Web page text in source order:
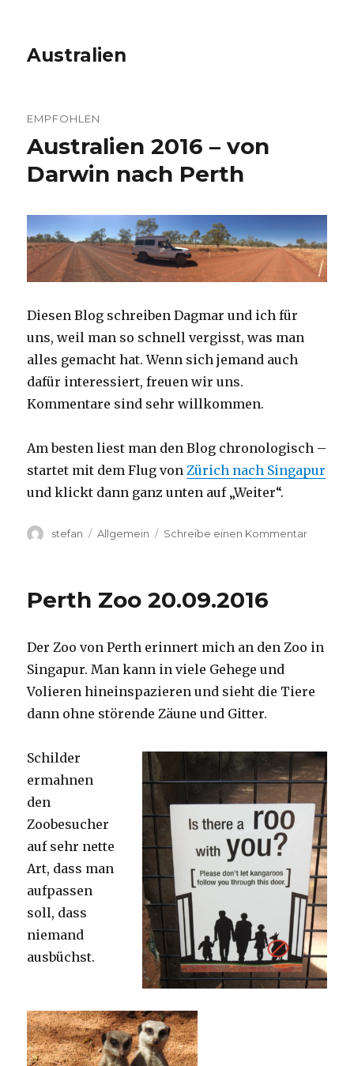
Australien
EMPFOHLEN
Australien 2016 – von
Darwin nach Perth
Diesen Blog schreiben Dagmar und ich für
uns, weil man so schnell vergisst, was man
alles gemacht hat. Wenn sich jemand auch
dafür interessiert, freuen wir uns.
Kommentare sind sehr willkommen.
Am besten liest man den Blog chronologisch –
startet mit dem Flug vonZürich nach Singapur
und klickt dann ganz unten auf „Weiter“.
Autor
stefan Kategorien
Allgemein Schreibe einen Kommentarzu
Perth
Perth Zoo 20.09.2016
Der Zoo von Perth erinnert mich an den Zoo in
Singapur. Man kann in viele Gehege und
Volieren hineinspazieren und sieht die Tiere
dann ohne störende Zäune und Gitter.
Schilder
ermahnen
den
Zoobesucher
auf sehr nette
Art, dass man
aufpassen
soll, dass
niemand
ausbüchst.